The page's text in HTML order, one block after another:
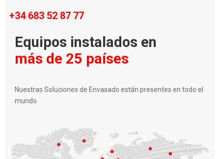
+34 683 52 87 77
Equipos instalados en
más de 25 países
Nuestras Soluciones de Envasado están presentes en todo el
mundo